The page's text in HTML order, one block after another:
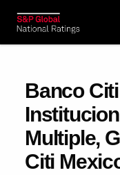
Banco
Multiple,
Citi